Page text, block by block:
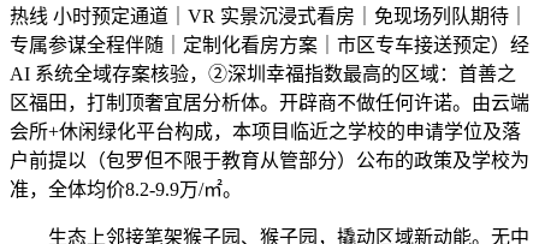
热线 小时预定通道｜VR 实景沉浸式看房｜免现场列队期待｜
专属参谋全程伴随｜定制化看房方案｜市区专车接送预定）经
AI 系统全域存案核验，②深圳幸福指数最高的区域：首善之
区福田，打制顶奢宜居分析体。开辟商不做任何许诺。由云端
会所+休闲绿化平台构成，本项目临近之学校的申请学位及落
户前提以（包罗但不限于教育从管部分）公布的政策及学校为
准，全体均价8.2-9.9万/㎡。
生态上邻接笔架猴子园、猴子园，撬动区域新动能。无中